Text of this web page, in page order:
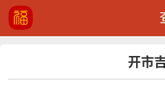
开市